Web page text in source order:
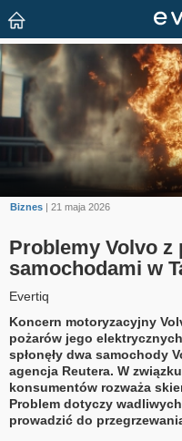
Biznes | 21 maja 2026
Problemy Volvo z
samochodami w
Evertiq
Koncern motoryzacyjny
pożarów jego
spłonęły dwa samochody
agencja Reutera. W
konsumentów rozważa
Problem dotyczy
prowadzić do